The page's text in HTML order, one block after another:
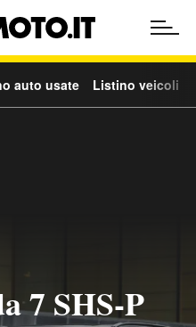
auto usate Listino veicoli
7 SHS-P